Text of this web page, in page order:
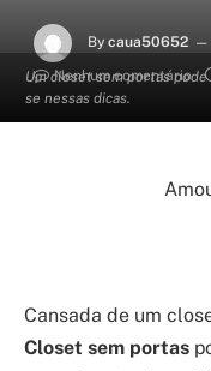
Um closet sem portas
se nessas dicas.
By caua50652
Nenhum comentário
Cansada de um
Closet sem portas